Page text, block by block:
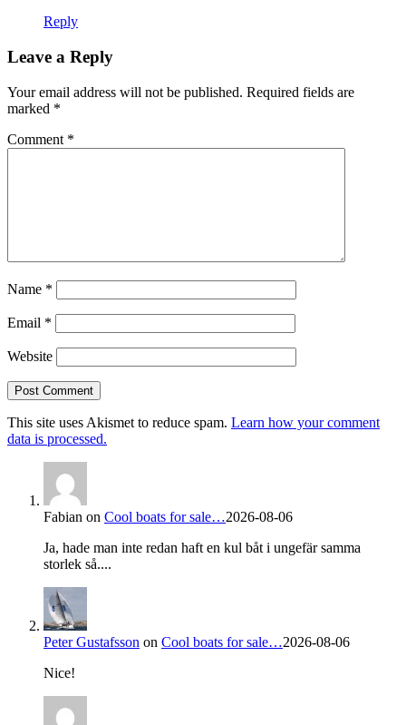
Reply
Leave a Reply
Your email address will not be published. Required fields are
marked *
Comment *
Name *
Email *
Website
This site uses Akismet to reduce spam. Learn how your comment
data is processed.
Fabian on Cool boats for sale…2026-08-06
Ja, hade man inte redan haft en kul båt i ungefär samma
storlek så....
Peter Gustafsson on Cool boats for sale…2026-08-06
Nice!